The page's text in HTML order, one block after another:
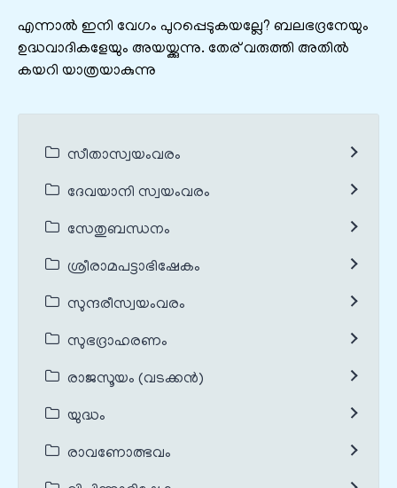
എന്നാൽ ഇനി വേഗം പുറപ്പെടുകയല്ലേ? ബലഭദ്രനേയും
ഉദ്ധവാദികളേയും അയയ്ക്കുന്നു. തേര് വരുത്തി അതിൽ
കയറി യാത്രയാകുന്നു
സീതാസ്വയംവരം
ദേവയാനി സ്വയംവരം
സേതുബന്ധനം
ശ്രീരാമപട്ടാഭിഷേകം
സുന്ദരീസ്വയംവരം
സുഭദ്രാഹരണം
രാജസൂയം (വടക്കൻ)
യുദ്ധം
രാവണോത്ഭവം